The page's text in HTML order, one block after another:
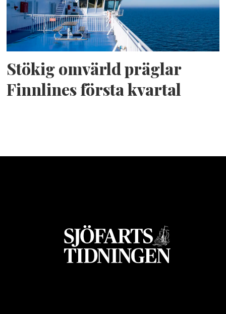
Stökig omvärld präglar
Finnlines första kvartal